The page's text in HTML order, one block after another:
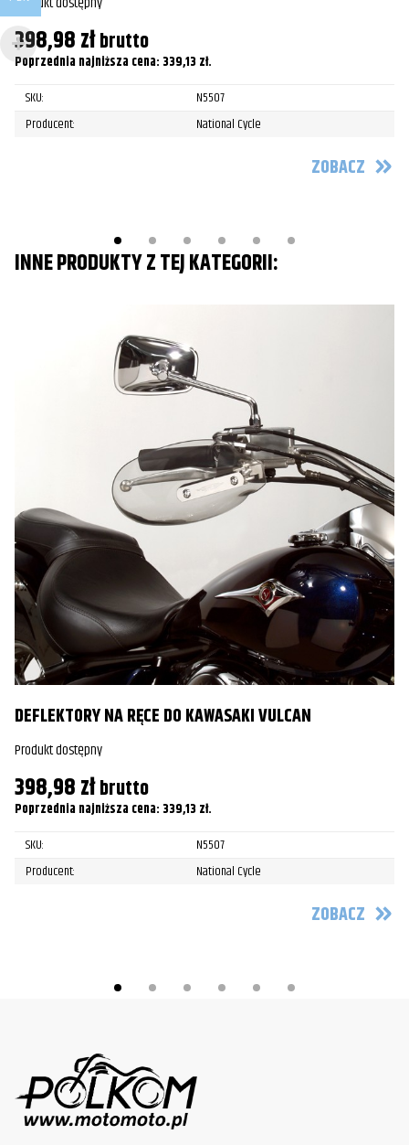
398,98złbrutto
Poprzednia najniższa cena: 339,13 zł.
SKU:
N5507
Producent:
National Cycle
ZOBACZ
INNE PRODUKTY Z TEJ KATEGORII:
DEFLEKTORY NA RĘCE DO KAWASAKI VULCAN
Produkt dostępny
398,98złbrutto
Poprzednia najniższa cena: 339,13 zł.
SKU:
N5507
Producent:
National Cycle
ZOBACZ